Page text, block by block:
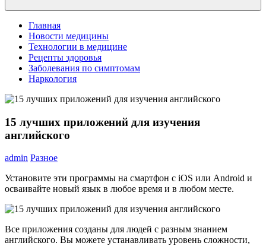
Главная
Новости медицины
Технологии в медицине
Рецепты здоровья
Заболевания по симптомам
Наркология
15 лучших приложений для изучения
английского
admin Разное
Установите эти программы на смартфон с iOS или Android и
осваивайте новый язык в любое время и в любом месте.
Все приложения созданы для людей с разным знанием
английского. Вы можете устанавливать уровень сложности,